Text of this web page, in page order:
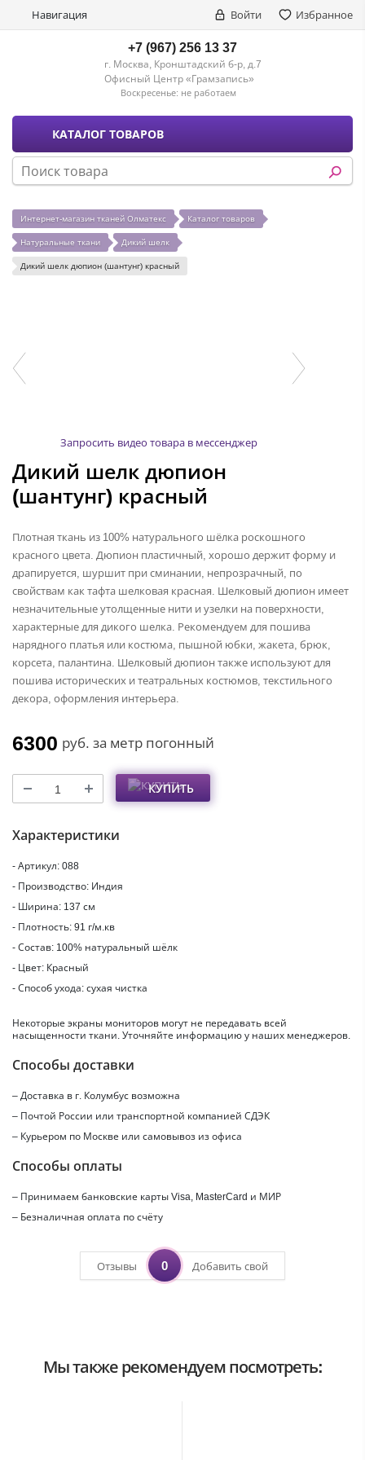
Навигация Войти Избранное
+7 (967) 256 13 37
г. Москва, Кронштадский б-р, д.7
Офисный Центр «Грамзапись»
Воскресенье: не работаем
КАТАЛОГ ТОВАРОВ
Интернет-магазин тканей Олматекс Каталог товаров
Натуральные ткани Дикий шелк
Дикий шелк дюпион (шантунг) красный
Запросить видео товара в мессенджер
Дикий шелк дюпион
(шантунг) красный
Плотная ткань из 100% натурального шёлка роскошного
красного цвета. Дюпион пластичный, хорошо держит форму и
драпируется, шуршит при сминании, непрозрачный, по
свойствам как тафта шелковая красная. Шелковый дюпион имеет
незначительные утолщенные нити и узелки на поверхности,
характерные для дикого шелка. Рекомендуем для пошива
нарядного платья или костюма, пышной юбки, жакета, брюк,
корсета, палантина. Шелковый дюпион также используют для
пошива исторических и театральных костюмов, текстильного
декора, оформления интерьера.
6300 руб. за метр погонный
КУПИТЬ
Характеристики
- Артикул: 088
- Производство: Индия
- Ширина: 137 см
- Плотность: 91 г/м.кв
- Состав: 100% натуральный шёлк
- Цвет: Красный
- Способ ухода: сухая чистка
Некоторые экраны мониторов могут не передавать всей
насыщенности ткани. Уточняйте информацию у наших менеджеров.
Способы доставки
– Доставка в г. Колумбус возможна
– Почтой России или транспортной компанией СДЭК
– Курьером по Москве или самовывоз из офиса
Способы оплаты
– Принимаем банковские карты Visa, MasterCard и МИР
– Безналичная оплата по счёту
Отзывы 0 Добавить свой
Мы также рекомендуем посмотреть: